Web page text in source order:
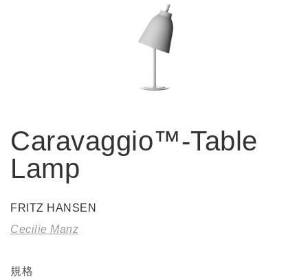
Caravaggio™-Table
Lamp
FRITZ HANSEN
Cecilie Manz
規格